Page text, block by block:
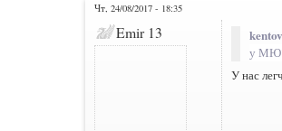
Чт, 24/08/2017 - 18:35
Emir 13
у
У нас